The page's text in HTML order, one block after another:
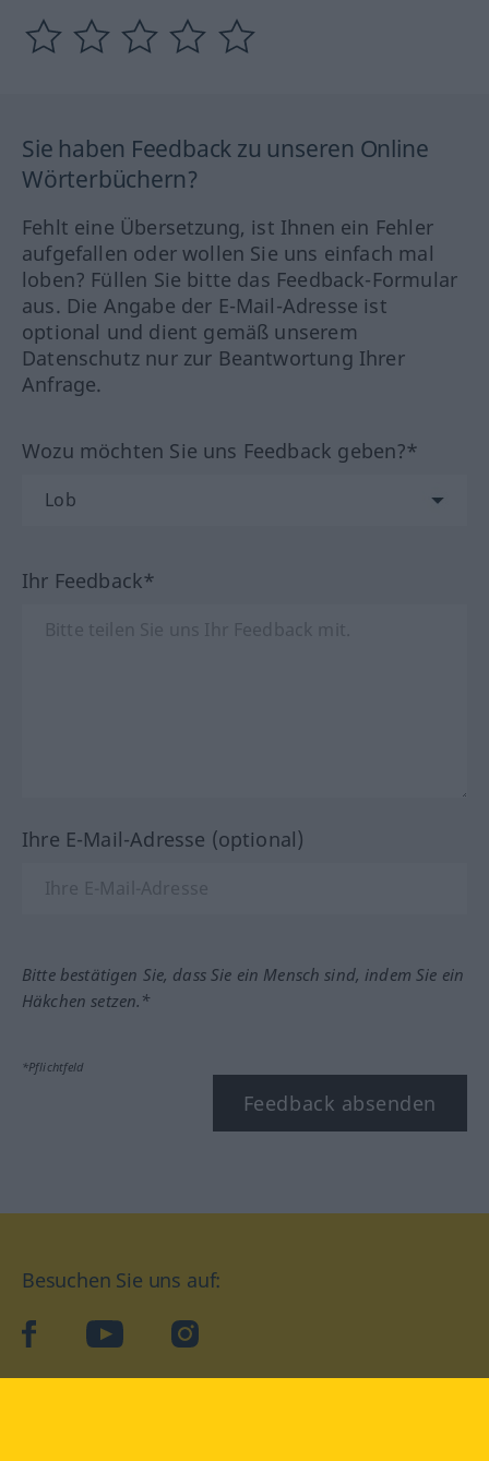
Sie haben Feedback zu unseren Online
Wörterbüchern?
Fehlt eine Übersetzung, ist Ihnen ein Fehler
aufgefallen oder wollen Sie uns einfach mal
loben? Füllen Sie bitte das Feedback-Formular
aus. Die Angabe der E-Mail-Adresse ist
optional und dient gemäß unserem
Datenschutz nur zur Beantwortung Ihrer
Anfrage.
Wozu möchten Sie uns Feedback geben?*
Ihr Feedback*
Ihre E-Mail-Adresse (optional)
Bitte bestätigen Sie, dass Sie ein Mensch sind, indem Sie ein
Häkchen setzen.*
*Pflichtfeld
Feedback absenden
Besuchen Sie uns auf:
facebookYouTube Instagram